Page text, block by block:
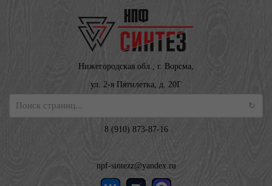
Нижегородская обл., г. Ворсма,
ул. 2-я Пятилетка, д. 20Г
8 (910) 873-87-16
npf-sintezz@yandex.ru